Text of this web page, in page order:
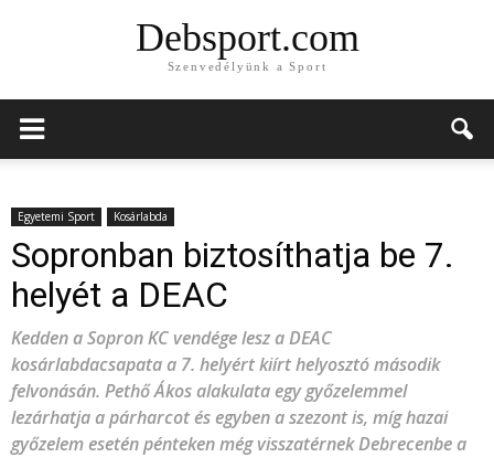
Debsport.com
Szenvedélyünk a Sport
Egyetemi Sport Kosárlabda
Sopronban biztosíthatja be 7.
helyét a DEAC
Kedden a Sopron KC vendége lesz a DEAC
kosárlabdacsapata a 7. helyért kiírt helyosztó második
felvonásán. Pethő Ákos alakulata egy győzelemmel
lezárhatja a párharcot és egyben a szezont is, míg hazai
győzelem esetén pénteken még visszatérnek Debrecenbe a